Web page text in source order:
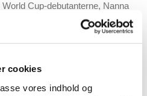
cookies
vores indhold og
Cup-debutanterne, Nanna
leverede næstbedste danske
4. plads, mens Malene
blev nr. 11 og Nathalie zu